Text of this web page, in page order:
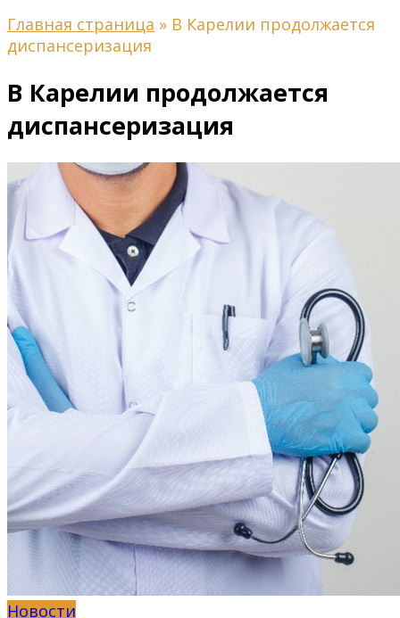
Главная страница » В Карелии продолжается
диспансеризация
В Карелии продолжается
диспансеризация
Новости